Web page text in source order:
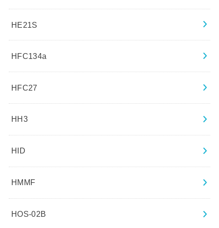
HE21S
HFC134a
HFC27
HH3
HID
HMMF
HOS-02B